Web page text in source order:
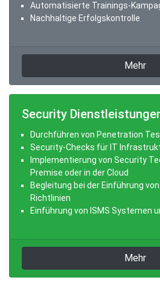
Automatisierte Trainings-
Nachhaltige Erfolgskontrolle
Mehr
Security
Durchführen von Penetration
Security-Checks für IT
Implementierung von Security
Premise oder in der Cloud
Begleitung bei der Einführung von
Richtlinien
Einführung von ISMS Systemen
Mehr